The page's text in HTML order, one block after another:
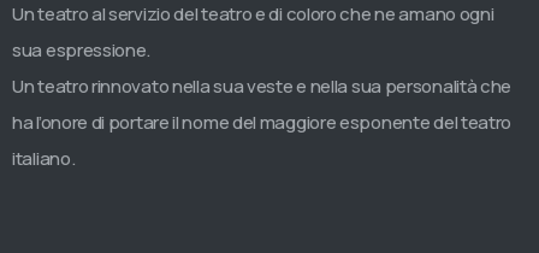
Un teatro al servizio del teatro e di coloro che ne amano ogni
sua espressione.
Un teatro rinnovato nella sua veste e nella sua personalità che
ha l’onore di portare il nome del maggiore esponente del teatro
italiano.